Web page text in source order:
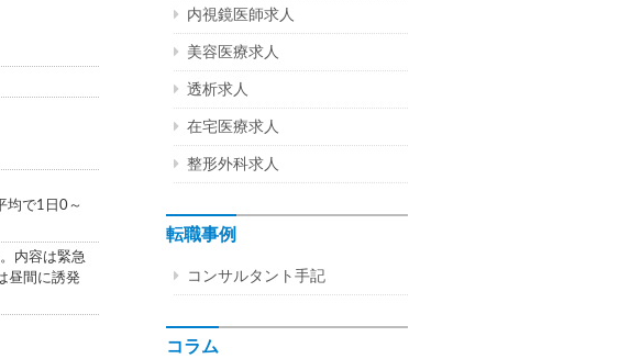
均で1日0～
内容は緊急
昼間に誘発
内視鏡医師求人
美容医療求人
透析求人
在宅医療求人
整形外科求人
転職事例
コンサルタント手記
コラム